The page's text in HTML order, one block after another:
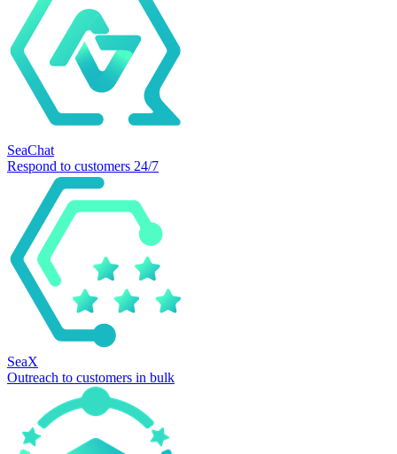
SeaChat
Respond to customers 24/7
SeaX
Outreach to customers in bulk